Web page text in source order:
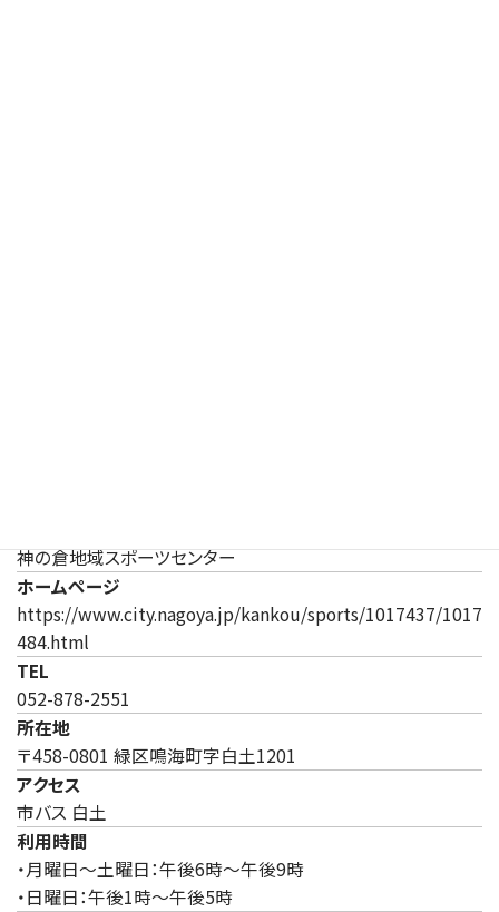
神の倉地域スポーツセンター
ホームページ
https://www.city.nagoya.jp/kankou/sports/1017437/1017
484.html
TEL
052-878-2551
所在地
〒458-0801 緑区鳴海町字白土1201
アクセス
市バス 白土
利用時間
・月曜日～土曜日：午後6時～午後9時
・日曜日：午後1時～午後5時